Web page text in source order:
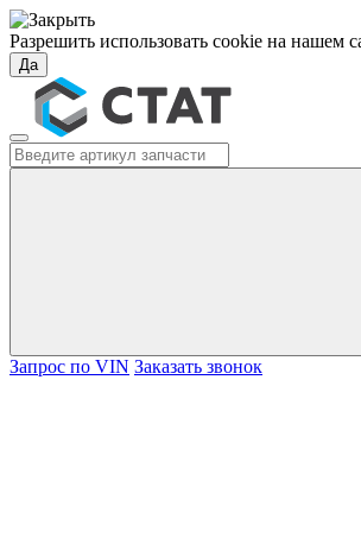
Разрешить использовать cookie на нашем
Да
Запрос по VIN Заказать звонок